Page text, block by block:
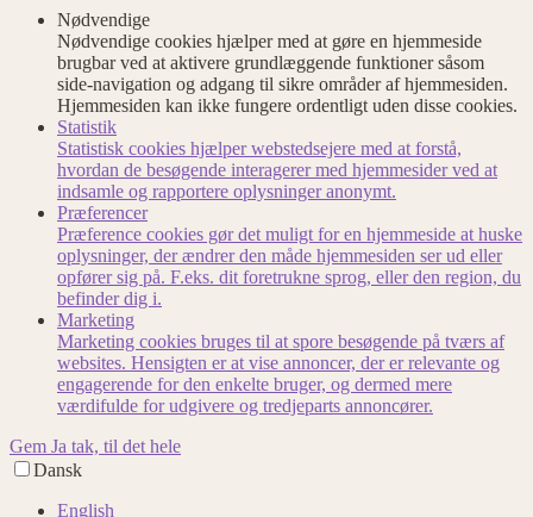
Nødvendige
Nødvendige cookies hjælper med at gøre en hjemmeside
brugbar ved at aktivere grundlæggende funktioner såsom
side-navigation og adgang til sikre områder af hjemmesiden.
Hjemmesiden kan ikke fungere ordentligt uden disse cookies.
Statistik
Statistisk cookies hjælper webstedsejere med at forstå,
hvordan de besøgende interagerer med hjemmesider ved at
indsamle og rapportere oplysninger anonymt.
Præferencer
Præference cookies gør det muligt for en hjemmeside at huske
oplysninger, der ændrer den måde hjemmesiden ser ud eller
opfører sig på. F.eks. dit foretrukne sprog, eller den region, du
befinder dig i.
Marketing
Marketing cookies bruges til at spore besøgende på tværs af
websites. Hensigten er at vise annoncer, der er relevante og
engagerende for den enkelte bruger, og dermed mere
værdifulde for udgivere og tredjeparts annoncører.
Gem Ja tak, til det hele
Dansk
English